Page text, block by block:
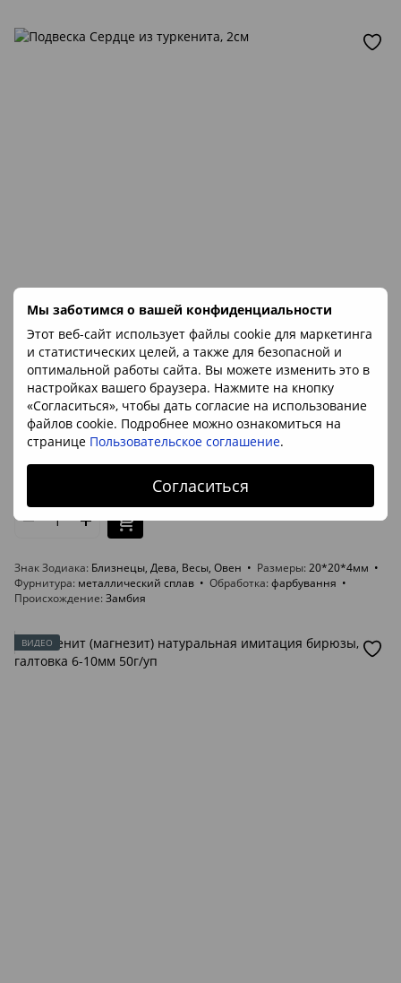
Мы заботимся о вашей конфиденциальности
Этот веб-сайт использует файлы cookie для маркетинга
и статистических целей, а также для безопасной и
оптимальной работы сайта. Вы можете изменить это в
настройках вашего браузера. Нажмите на кнопку
«Согласиться», чтобы дать согласие на использование
файлов cookie. Подробнее можно ознакомиться на
странице Пользовательское соглашение.
Согласиться
Артикул: 625891
Подвеска Сердце из туркенита, 2см
105 грн
Знак Зодиака Близнецы, Дева, Весы, Овен Размеры 20*20*4мм
Фурнитура металлический сплав Обработка фарбування
Происхождение Замбия
ВИДЕО